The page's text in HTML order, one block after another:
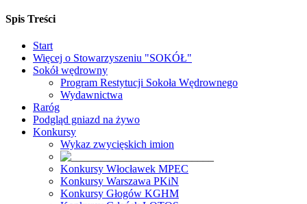
Spis Treści
Start
Więcej o Stowarzyszeniu "SOKÓŁ"
Sokół wędrowny
Program Restytucji Sokoła Wędrownego
Wydawnictwa
Raróg
Podgląd gniazd na żywo
Konkursy
Wykaz zwycięskich imion
Konkursy Włocławek MPEC
Konkursy Warszawa PKiN
Konkursy Głogów KGHM